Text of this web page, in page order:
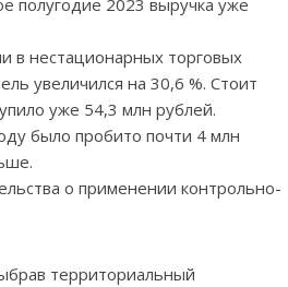
полугодие 2023 выручка уже
в нестационарных торговых
увеличился на 30,6 %. Стоит
уже 54,3 млн рублей.
было пробито почти 4 млн
о применении контрольно-
территориальный